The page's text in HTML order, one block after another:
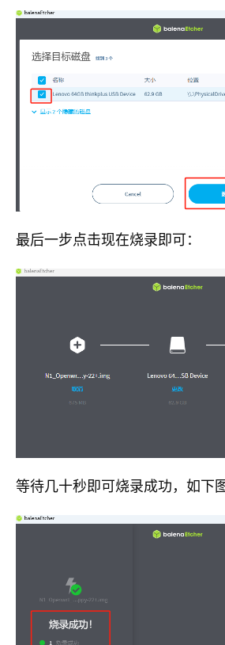
最后一步点击现在烧录即可：
等待几十秒即可烧录成功，如下